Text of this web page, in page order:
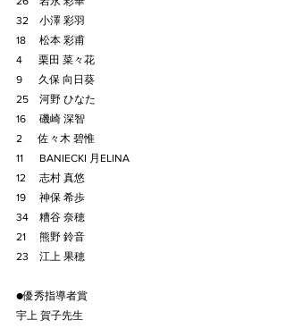
32　小澤 彩羽
18 　松本 彩甫
4 　 栗田 菜々花
9 　 久保 向日葵
25　河野 ひなた
16 　磯崎 深智
2 　 佐々木 碧惟
11 　 BANIECKI 月ELINA
12 　志村 真悠
19 　神保 希歩
34    糟谷 奈穂
21 　熊野 鈴音
23    江上 果穂
●優秀指導者賞
宇上 賀子先生